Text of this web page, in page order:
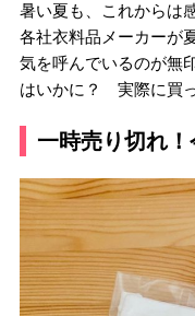
暑い夏も、これからは
各社衣料品メーカーが
気を呼んでいるのが無
はいかに？ 実際に買
一時売り切れ